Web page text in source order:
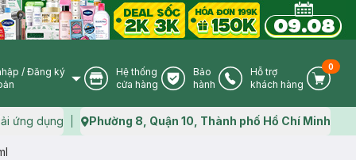
User Icon
/ Đăng ký
Store Icon
Hệ thống
cửa hàng
Warranty Icon
Bảo
hành
Phone Icon
Hỗ trợ
khách hàng
Cart
0
ứng dụng Map icon
Phường 8, Quận 10, Thành phố Hồ Chí Minh